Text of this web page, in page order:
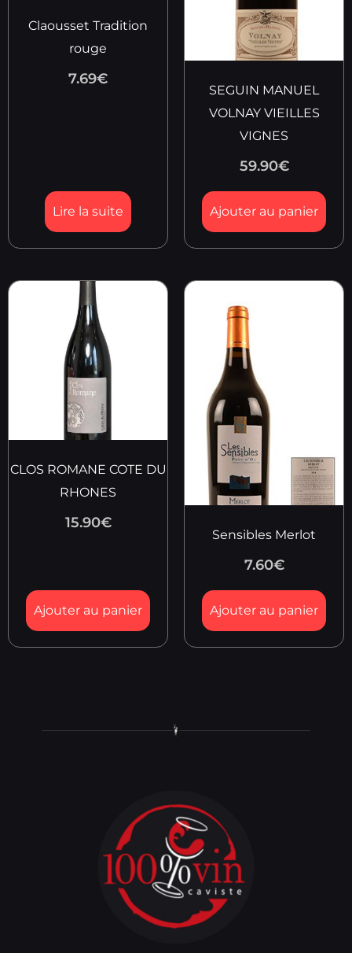
Claousset Tradition
rouge
7.69€
Lire la suite
SEGUIN MANUEL
VOLNAY VIEILLES
VIGNES
59.90€
Ajouter au panier
CLOS ROMANE COTE DU
RHONES
15.90€
Ajouter au panier
Sensibles Merlot
7.60€
Ajouter au panier